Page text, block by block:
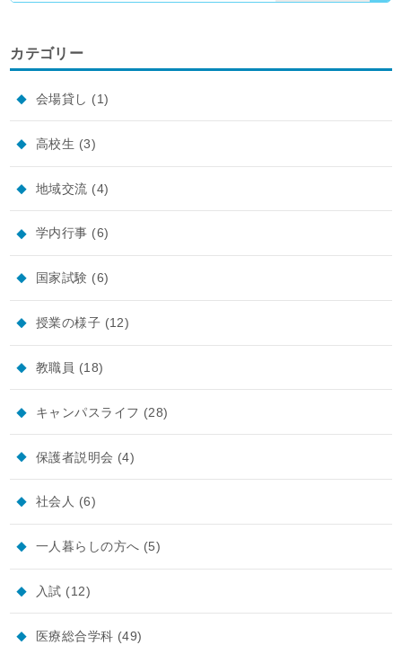
カテゴリー
会場貸し (1)
高校生 (3)
地域交流 (4)
学内行事 (6)
国家試験 (6)
授業の様子 (12)
教職員 (18)
キャンパスライフ (28)
保護者説明会 (4)
社会人 (6)
一人暮らしの方へ (5)
入試 (12)
医療総合学科 (49)